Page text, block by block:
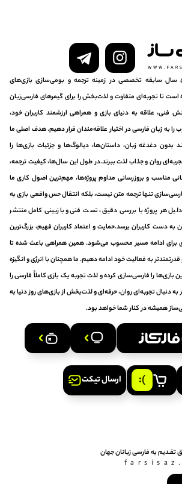
تیم فارسی‌ساز با بیش از ۵ سال سابقه تخصصی در زمینه ترجمه و بومی‌سازی بازی‌های
است تا تجربه‌ای متفاوت و لذت‌بخش را برای گیمرهای فارسی‌زبان
فنی، علاقه به دنیای بازی و همراهی ارزشمند کاربران خود،
را به زبان فارسی در اختیار علاقه‌مندان قرار دهیم. هدف اصلی ما
بدون دغدغه زبان، داستان‌ها، دیالوگ‌ها و جزئیات بازی‌ها را
روان و جذاب لذت ببرند.در طول این سال‌ها، کیفیت ترجمه،
مناسب و بروزرسانی مداوم پروژه‌ها، مهم‌ترین اصول کاری ما
تنها ترجمه متن نیست، بلکه انتقال حس واقعی بازی به
هر پروژه با بررسی دقیق، تست فنی و بازبینی کامل منتشر
دست کاربران برسد.حمایت و اعتماد کاربران فهیم، بزرگ‌ترین
برای ادامه مسیر محسوب می‌شود. همین همراهی باعث شده تا
قدرتمندتر به فعالیت خود ادامه دهیم. ما همچنان با انرژی و انگیزه
بازی‌ها را فارسی‌سازی کرده و لذت تجربه یک بازی کاملاً فارسی را
به دنبال تجربه‌ای روان، حرفه‌ای و لذت‌بخش از بازی‌های روز دنیا به
همیشه در کنار شما خواهد بود.
ارسال تیکت
تقـدیم‌ به‌ فارسی‌ زبانان‌ جهان